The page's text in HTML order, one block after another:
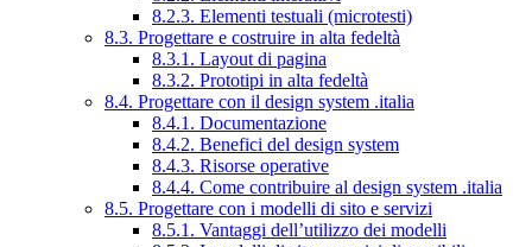
8.2.3. Elementi testuali (microtesti)
8.3. Progettare e costruire in alta fedeltà
8.3.1. Layout di pagina
8.3.2. Prototipi in alta fedeltà
8.4. Progettare con il design system .italia
8.4.1. Documentazione
8.4.2. Benefici del design system
8.4.3. Risorse operative
8.4.4. Come contribuire al design system .italia
8.5. Progettare con i modelli di sito e servizi
8.5.1. Vantaggi dell’utilizzo dei modelli